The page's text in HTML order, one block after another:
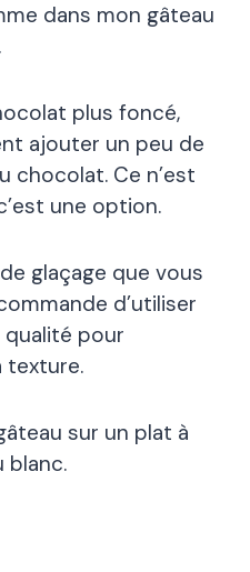
dans mon gâteau
plus foncé,
ajouter un peu de
chocolat. Ce n’est
une option.
glaçage que vous
d’utiliser
pour
texture.